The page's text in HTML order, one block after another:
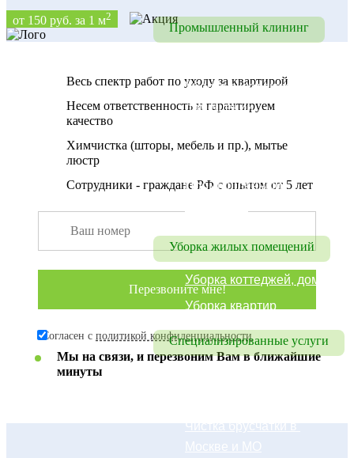
Промышленный клининг
Уборка складских
помещений
Промышленный
Уборка жилых помещений
Уборка коттеджей, домов
Уборка квартир
Специализированные услуги
Чистка брусчатки в
Москве и МО
от 150 руб. за 1 м2
Весь спектр работ по уходу за квартирой
Несем ответственность и гарантируем
качество
Химчистка (шторы, мебель и пр.), мытье
люстр
Сотрудники - граждане РФ с опытом от 5 лет
Согласен с политикой конфиденциальности
Мы на связи, и перезвоним Вам в ближайшие
минуты